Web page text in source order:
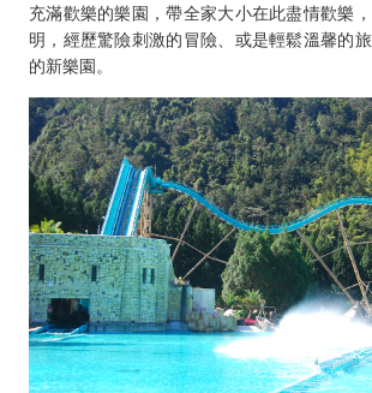
充滿歡樂的樂園，帶全家大小在此盡情歡樂
明，經歷驚險刺激的冒險、或是輕鬆溫馨的
的新樂園。